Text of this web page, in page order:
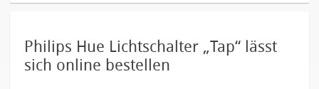
Philips Hue Lichtschalter „Tap“ lässt
sich online bestellen